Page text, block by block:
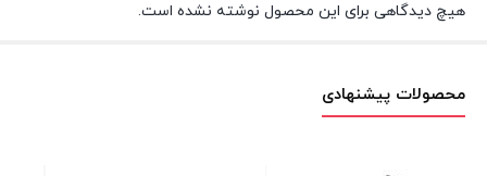
هیچ دیدگاهی برای این محصول نوشته نشده است.
محصولات پیشنهادی